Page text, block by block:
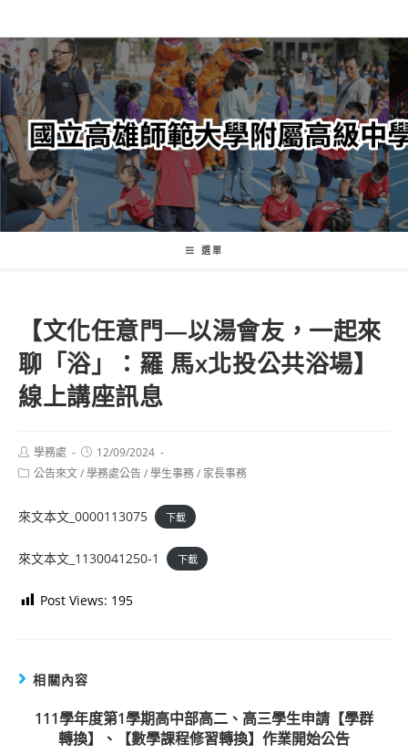
轉
至
主
內
容
選單
【文化任意門—以湯會友，一起來
聊「浴」：羅 馬x北投公共浴場】
線上講座訊息
Post
author:
學務處
Post
published:
12/09/2024
Post公告來文/學務處公告/學生事務/ 家長事務
來文本文_0000113075 下載
來文本文_1130041250-1 下載
Post Views: 195
相關內容
111學年度第1學期高中部高二、高三學生申請【學群
轉換】、【數學課程修習轉換】作業開始公告